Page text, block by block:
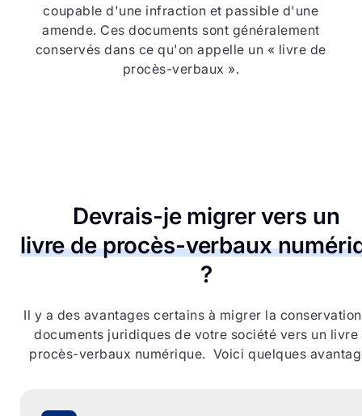
coupable d'une infraction et passible d'une
amende. Ces documents sont généralement
conservés dans ce qu'on appelle un « livre de
procès-verbaux ».
Devrais-je migrer vers un
livre de procès-verbaux
?
Il y a des avantages certains à migrer la
documents juridiques de votre société vers un livre
procès-verbaux numérique. Voici quelques